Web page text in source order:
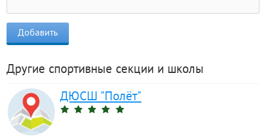
Другие спортивные секции и школы
ДЮСШ "Полёт"